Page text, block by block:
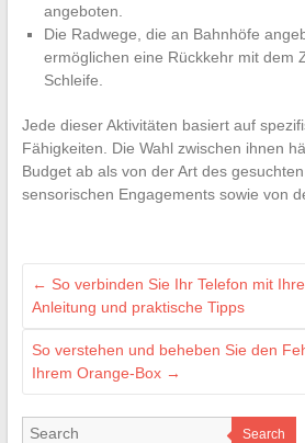
angeboten.
Die Radwege, die an Bahnhöfe
ermöglichen eine Rückkehr mit dem
Schleife.
Jede dieser Aktivitäten basiert auf
Fähigkeiten. Die Wahl zwischen ihnen
Budget ab als von der Art des
sensorischen Engagements sowie von
← So verbinden Sie Ihr Telefon mit
Anleitung und praktische Tipps
So verstehen und beheben Sie den
Ihrem Orange-Box →
Search